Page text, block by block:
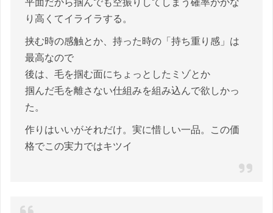
り高くてイライラする。
挟む時の感触とか、持った時の「持ち重り感」は
最高なので
後は、毛を掴む面にちょっとしたミゾとか
掴んだ毛を離さない仕組みを組み込んで欲しかっ
た。
作りはいいがそれだけ。実に惜しい一品。この価
格でこの実力ではキツイ